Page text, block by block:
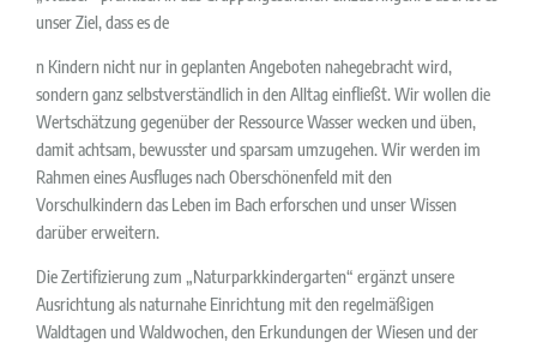
unser Ziel, dass es de
n Kindern nicht nur in geplanten Angeboten nahegebracht wird,
sondern ganz selbstverständlich in den Alltag einfließt. Wir wollen die
Wertschätzung gegenüber der Ressource Wasser wecken und üben,
damit achtsam, bewusster und sparsam umzugehen. Wir werden im
Rahmen eines Ausfluges nach Oberschönenfeld mit den
Vorschulkindern das Leben im Bach erforschen und unser Wissen
darüber erweitern.
Die Zertifizierung zum „Naturparkkindergarten“ ergänzt unsere
Ausrichtung als naturnahe Einrichtung mit den regelmäßigen
Waldtagen und Waldwochen, den Erkundungen der Wiesen und der